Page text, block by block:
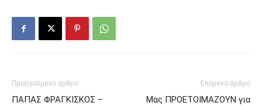
Προηγούμενο άρθρο
ΠΑΠΑΣ ΦΡΑΓΚΙΣΚΟΣ –
Επόμενο άρθρο
Μας ΠΡΟΕΤΟΙΜΑΖΟΥΝ για